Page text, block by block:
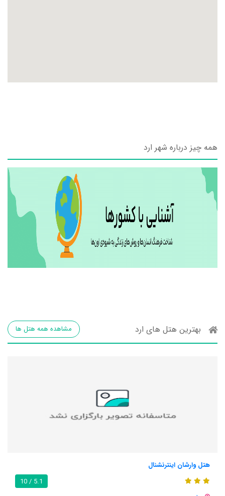
همه چیز درباره شهر ارد
بهترین هتل های ارد مشاهده همه هتل ها
هتل وارشان اینترنشنال
5.1 / 10